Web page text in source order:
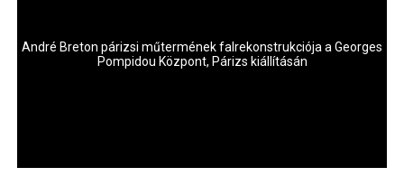
André Breton párizsi műtermének falrekonstrukciója a Georges
Pompidou Központ, Párizs kiállításán